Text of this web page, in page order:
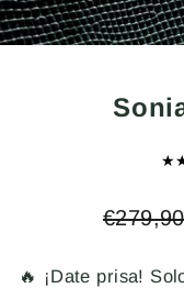
Regular
€279,90
🔥 ¡Date prisa!